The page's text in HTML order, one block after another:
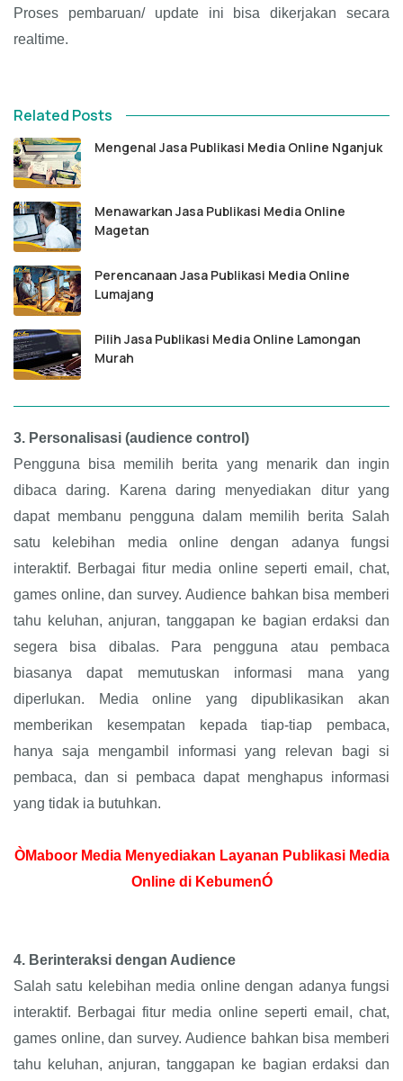
Proses pembaruan/ update ini bisa dikerjakan secara
realtime.
Related Posts
Mengenal Jasa Publikasi Media Online Nganjuk
Menawarkan Jasa Publikasi Media Online
Magetan
Perencanaan Jasa Publikasi Media Online
Lumajang
Pilih Jasa Publikasi Media Online Lamongan
Murah
3. Personalisasi (audience control)
Pengguna bisa memilih berita yang menarik dan ingin
dibaca daring. Karena daring menyediakan ditur yang
dapat membanu pengguna dalam memilih berita Salah
satu kelebihan media online dengan adanya fungsi
interaktif. Berbagai fitur media online seperti email, chat,
games online, dan survey. Audience bahkan bisa memberi
tahu keluhan, anjuran, tanggapan ke bagian erdaksi dan
segera bisa dibalas. Para pengguna atau pembaca
biasanya dapat memutuskan informasi mana yang
diperlukan. Media online yang dipublikasikan akan
memberikan kesempatan kepada tiap-tiap pembaca,
hanya saja mengambil informasi yang relevan bagi si
pembaca, dan si pembaca dapat menghapus informasi
yang tidak ia butuhkan.
ÒMaboor Media Menyediakan Layanan Publikasi Media
Online di KebumenÓ
4. Berinteraksi dengan Audience
Salah satu kelebihan media online dengan adanya fungsi
interaktif. Berbagai fitur media online seperti email, chat,
games online, dan survey. Audience bahkan bisa memberi
tahu keluhan, anjuran, tanggapan ke bagian erdaksi dan